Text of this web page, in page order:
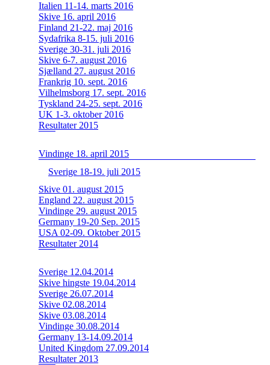
Italien 11-14. marts 2016
Skive 16. april 2016
Finland 21-22. maj 2016
Sydafrika 8-15. juli 2016
Sverige 30-31. juli 2016
Skive 6-7. august 2016
Sjælland 27. august 2016
Frankrig 10. sept. 2016
Vilhelmsborg 17. sept. 2016
Tyskland 24-25. sept. 2016
UK 1-3. oktober 2016
Resultater 2015
Vindinge 18. april 2015
Sverige 18-19. juli 2015
Skive 01. august 2015
England 22. august 2015
Vindinge 29. august 2015
Germany 19-20 Sep. 2015
USA 02-09. Oktober 2015
Resultater 2014
Sverige 12.04.2014
Skive hingste 19.04.2014
Sverige 26.07.2014
Skive 02.08.2014
Skive 03.08.2014
Vindinge 30.08.2014
Germany 13-14.09.2014
United Kingdom 27.09.2014
Resultater 2013